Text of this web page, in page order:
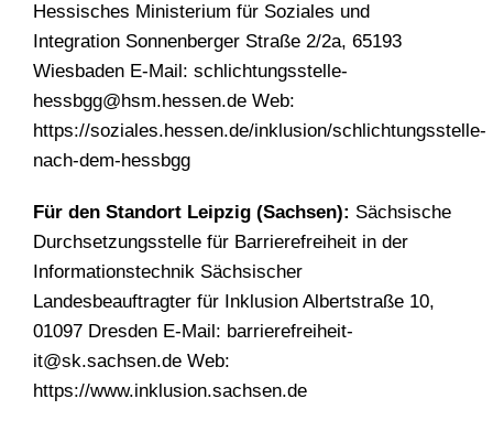
Hessisches Ministerium für Soziales und
Integration Sonnenberger Straße 2/2a, 65193
Wiesbaden E-Mail: schlichtungsstelle-
hessbgg@hsm.hessen.deWeb:
https://soziales.hessen.de/inklusion/schlichtungsstelle-
nach-dem-hessbgg
Für den Standort Leipzig (Sachsen): Sächsische
Durchsetzungsstelle für Barrierefreiheit in der
Informationstechnik Sächsischer
Landesbeauftragter für Inklusion Albertstraße 10,
01097 Dresden E-Mail: barrierefreiheit-
it@sk.sachsen.deWeb:
https://www.inklusion.sachsen.de